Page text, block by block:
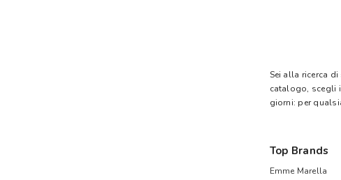
Sei alla ricerca di
catalogo, scegli
giorni: per
Top Brands
Emme Marella